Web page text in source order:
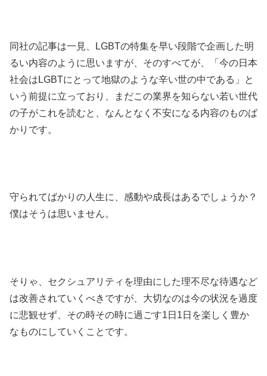
同社の記事は一見、LGBTの特集を早い段階で企画した明
るい内容のように思いますが、そのすべてが、「今の日本
社会はLGBTにとって地獄のような辛い世の中である」と
いう前提に立っており、まだこの業界を知らない若い世代
の子がこれを読むと、なんとなく不安になる内容のものば
かりです。
守られてばかりの人生に、感動や成長はあるでしょうか？
僕はそうは思いません。
そりゃ、セクシュアリティを理由にした理不尽な待遇など
は改善されていくべきですが、大切なのは今の状況を過度
に悲観せず、その時その時に過ごす1日1日を楽しく豊か
なものにしていくことです。